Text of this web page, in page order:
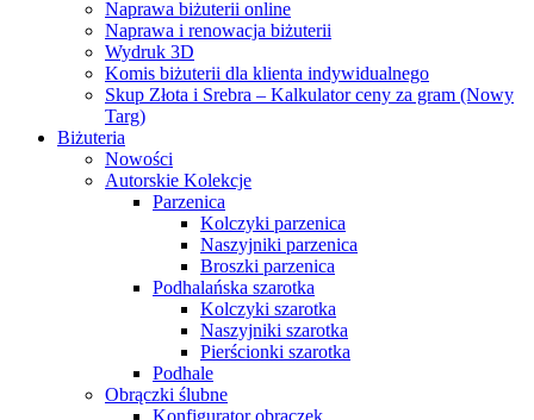
Naprawa biżuterii online
Naprawa i renowacja biżuterii
Wydruk 3D
Komis biżuterii dla klienta indywidualnego
Skup Złota i Srebra – Kalkulator ceny za gram (Nowy
Targ)
Biżuteria
Nowości
Autorskie Kolekcje
Parzenica
Kolczyki parzenica
Naszyjniki parzenica
Broszki parzenica
Podhalańska szarotka
Kolczyki szarotka
Naszyjniki szarotka
Pierścionki szarotka
Podhale
Obrączki ślubne